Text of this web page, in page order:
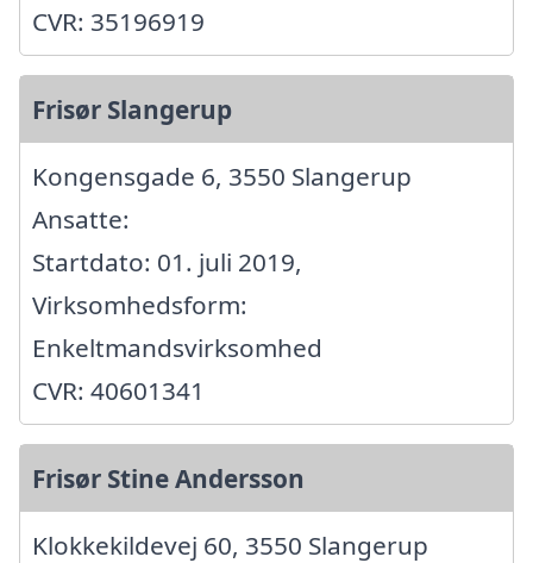
CVR: 35196919
Frisør Slangerup
Kongensgade 6, 3550 Slangerup
Ansatte:
Startdato: 01. juli 2019,
Virksomhedsform:
Enkeltmandsvirksomhed
CVR: 40601341
Frisør Stine Andersson
Klokkekildevej 60, 3550 Slangerup